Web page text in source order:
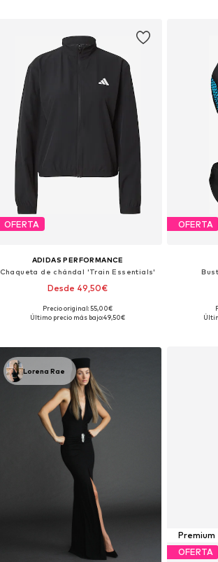
OFERTA
ADIDAS PERFORMANCE
Chaqueta de chándal 'Train Essentials'
Desde 49,50€
Disponible en muchas tallas
Precio original: 55,00€
Último precio más bajo:49,50€
OFERTA
Tallas
Lorena Rae
Premium
OFERTA